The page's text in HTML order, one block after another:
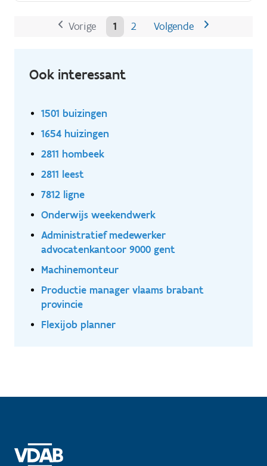
Vorige 1 2 Volgende
Ook interessant
1501 buizingen
1654 huizingen
2811 hombeek
2811 leest
7812 ligne
Onderwijs weekendwerk
Administratief medewerker
advocatenkantoor 9000 gent
Machinemonteur
Productie manager vlaams brabant
provincie
Flexijob planner